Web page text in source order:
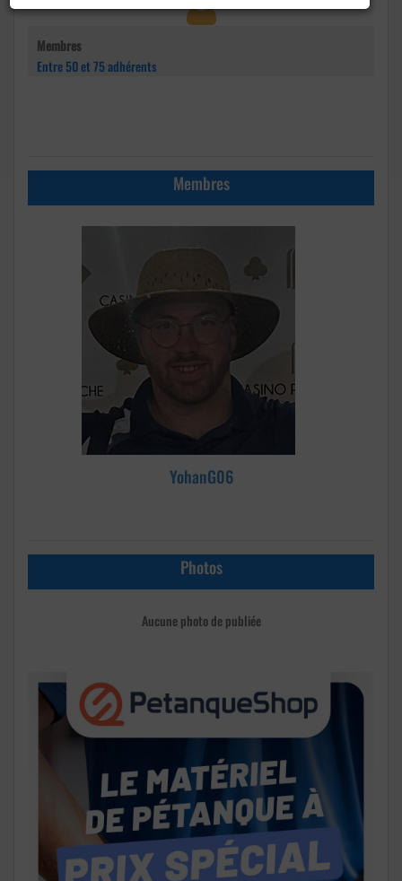
Membres
Entre 50 et 75 adhérents
Membres
YohanG06
Photos
Aucune photo de publiée